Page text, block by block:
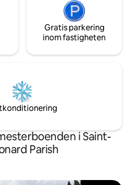
Gratis parkering
inom fastigheten
i Saint-
Parish